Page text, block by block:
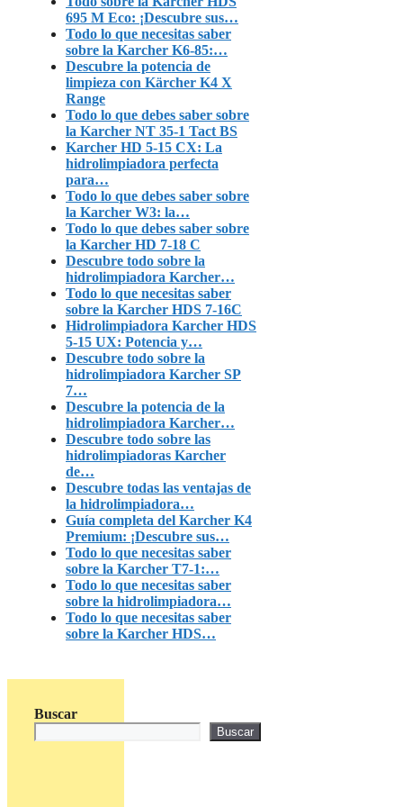
695 M Eco: ¡Descubre sus…
Todo lo que necesitas saber
sobre la Karcher K6-85:…
Descubre la potencia de
limpieza con Kärcher K4 X
Range
Todo lo que debes saber sobre
la Karcher NT 35-1 Tact BS
Karcher HD 5-15 CX: La
hidrolimpiadora perfecta
para…
Todo lo que debes saber sobre
la Karcher W3: la…
Todo lo que debes saber sobre
la Karcher HD 7-18 C
Descubre todo sobre la
hidrolimpiadora Karcher…
Todo lo que necesitas saber
sobre la Karcher HDS 7-16C
Hidrolimpiadora Karcher HDS
5-15 UX: Potencia y…
Descubre todo sobre la
hidrolimpiadora Karcher SP
7…
Descubre la potencia de la
hidrolimpiadora Karcher…
Descubre todo sobre las
hidrolimpiadoras Karcher
de…
Descubre todas las ventajas de
la hidrolimpiadora…
Guía completa del Karcher K4
Premium: ¡Descubre sus…
Todo lo que necesitas saber
sobre la Karcher T7-1:…
Todo lo que necesitas saber
sobre la hidrolimpiadora…
Todo lo que necesitas saber
sobre la Karcher HDS…
Buscar
Buscar